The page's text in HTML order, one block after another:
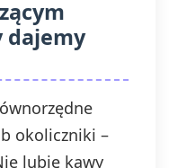
dajemy
okoliczniki –
lubię kawy